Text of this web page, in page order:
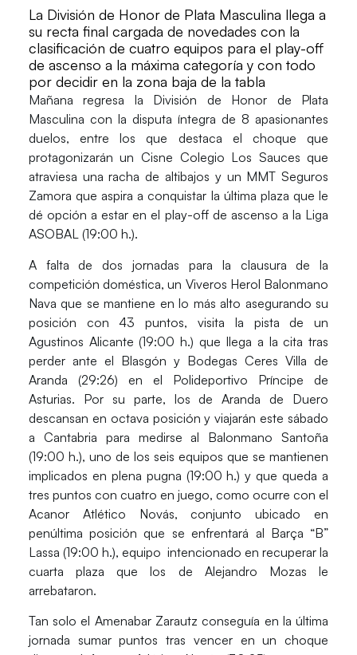
La División de Honor de Plata Masculina llega a
su recta final cargada de novedades con la
clasificación de cuatro equipos para el play-off
de ascenso a la máxima categoría y con todo
por decidir en la zona baja de la tabla
Mañana regresa la División de Honor de Plata
Masculina con la disputa íntegra de 8 apasionantes
duelos, entre los que destaca el choque que
protagonizarán un Cisne Colegio Los Sauces que
atraviesa una racha de altibajos y un MMT Seguros
Zamora que aspira a conquistar la última plaza que le
dé opción a estar en el play-off de ascenso a la Liga
ASOBAL (19:00 h.).
A falta de dos jornadas para la clausura de la
competición doméstica, un Viveros Herol Balonmano
Nava que se mantiene en lo más alto asegurando su
posición con 43 puntos, visita la pista de un
Agustinos Alicante (19:00 h.) que llega a la cita tras
perder ante el Blasgón y Bodegas Ceres Villa de
Aranda (29:26) en el Polideportivo Príncipe de
Asturias. Por su parte, los de Aranda de Duero
descansan en octava posición y viajarán este sábado
a Cantabria para medirse al Balonmano Santoña
(19:00 h.), uno de los seis equipos que se mantienen
implicados en plena pugna (19:00 h.) y que queda a
tres puntos con cuatro en juego, como ocurre con el
Acanor Atlético Novás, conjunto ubicado en
penúltima posición que se enfrentará al Barça “B”
Lassa (19:00 h.), equipo intencionado en recuperar la
cuarta plaza que los de Alejandro Mozas le
arrebataron.
Tan solo el Amenabar Zarautz conseguía en la última
jornada sumar puntos tras vencer en un choque